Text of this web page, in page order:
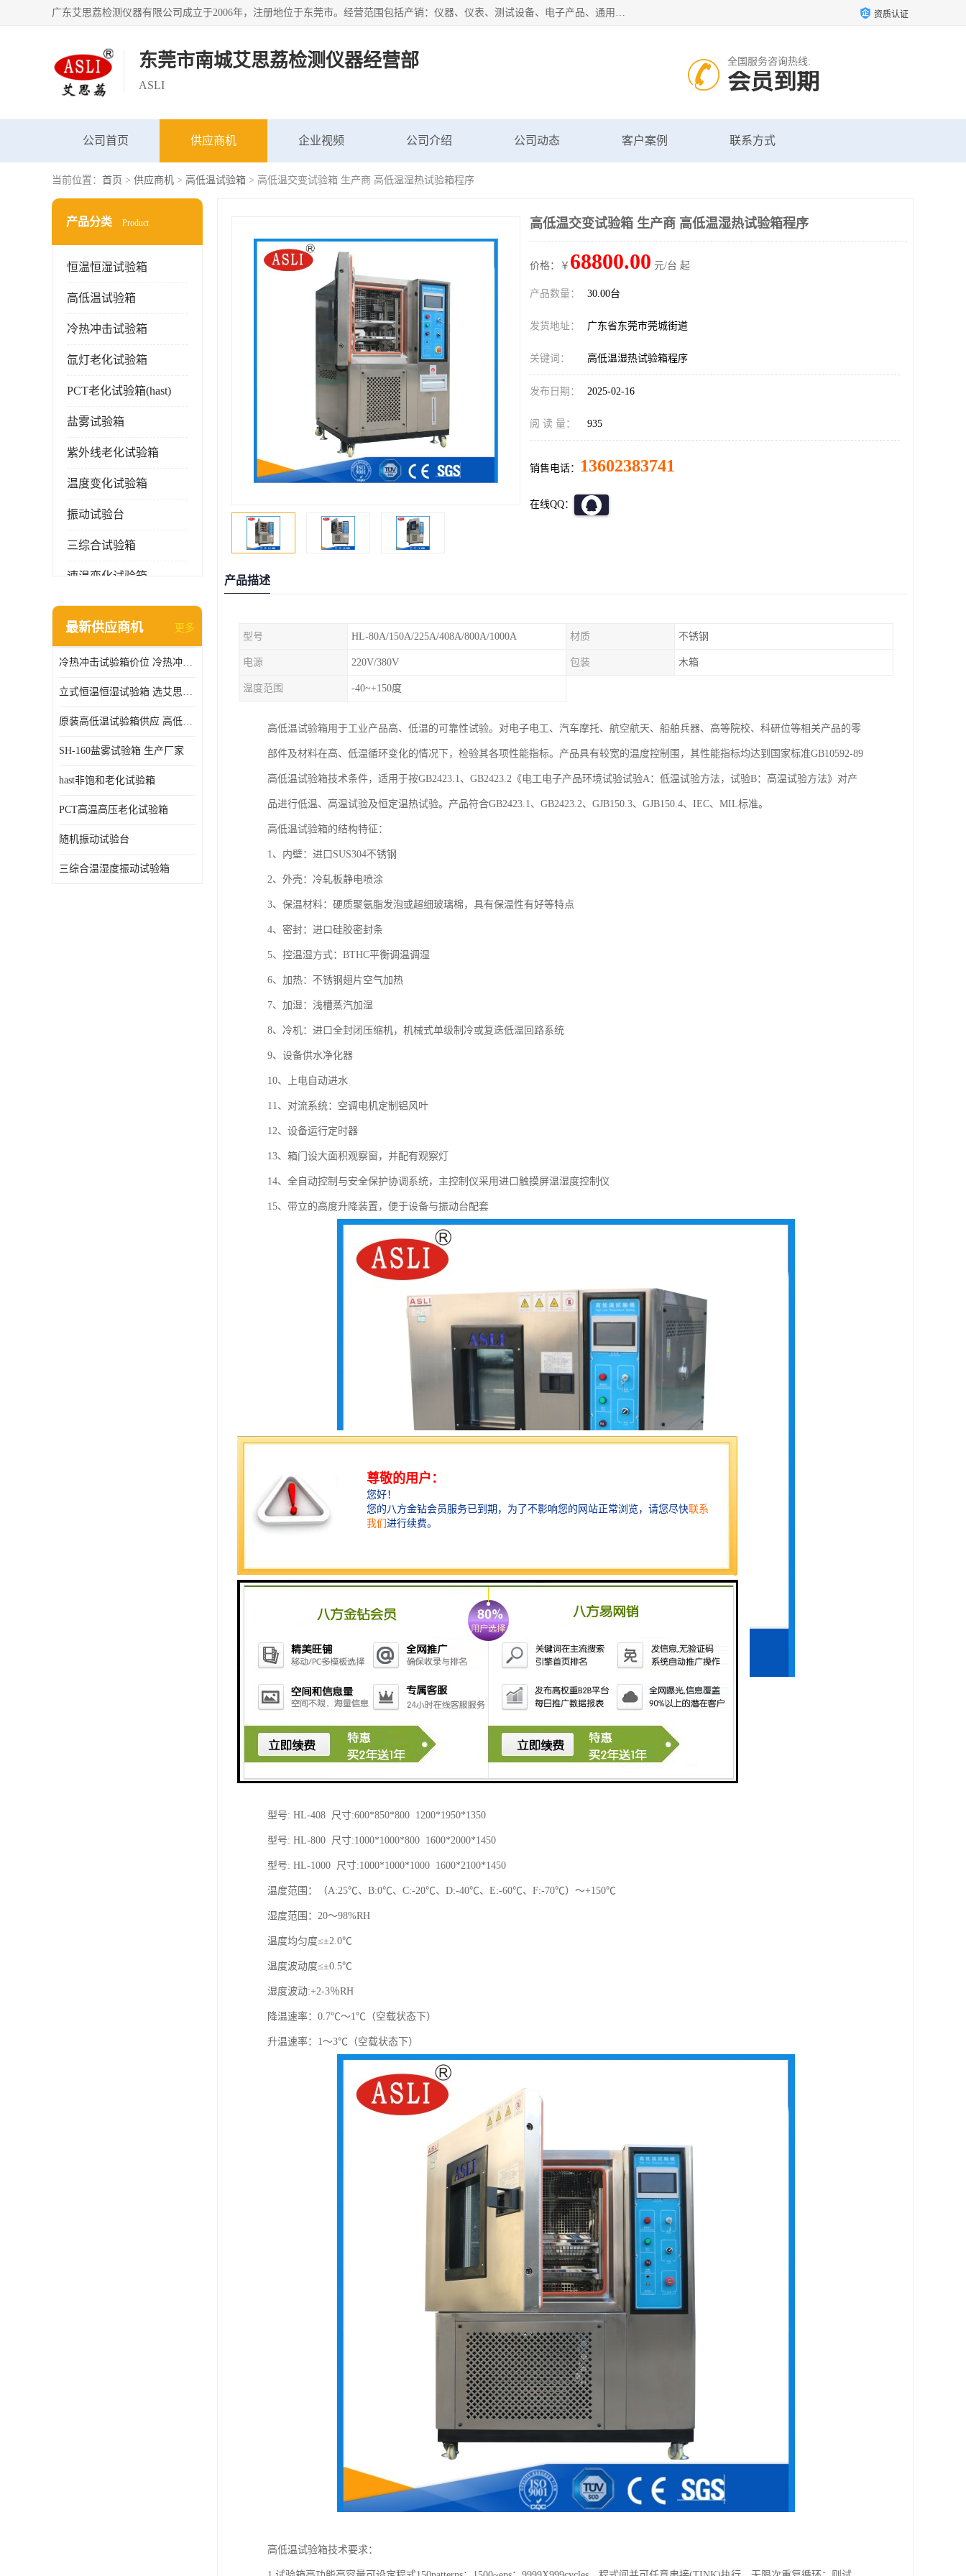
广东艾思荔检测仪器有限公司成立于2006年，注册地位于东莞市。经营范围包括产销：仪器、仪表、测试设备、电子产品、通用机械设；主要产品有： 恒温恒湿试验箱,冷热冲击试验箱,高低温试验箱,速温变化试验箱,高压加速老化试验箱,三综合试验箱,振动试验台等产品，欢迎选购。 资质认证
东莞市南城艾思荔检测仪器经营部
ASLI
全国服务咨询热线:
会员到期
公司首页 供应商机 企业视频 公司介绍 公司动态 客户案例 联系方式
当前位置： 首页 > 供应商机 > 高低温试验箱 > 高低温交变试验箱 生产商 高低温湿热试验箱程序
产品分类 Product
恒温恒湿试验箱
高低温试验箱
冷热冲击试验箱
氙灯老化试验箱
PCT老化试验箱(hast)
盐雾试验箱
紫外线老化试验箱
温度变化试验箱
振动试验台
三综合试验箱
速温变化试验箱
淋雨试验箱(沙尘)
高压加速老化试验箱
最新供应商机 更多
冷热冲击试验箱价位 冷热冲击试验设备 非标定制
立式恒温恒湿试验箱 选艾思荔厂家
原装高低温试验箱供应 高低温交变湿热试验箱
SH-160盐雾试验箱 生产厂家
hast非饱和老化试验箱
PCT高温高压老化试验箱
随机振动试验台
三综合温湿度振动试验箱
高低温交变试验箱 生产商 高低温湿热试验箱程序
价格：￥ 68800.00 元/台 起
产品数量： 30.00台
发货地址： 广东省东莞市莞城街道
关键词： 高低温湿热试验箱程序
发布日期： 2025-02-16
阅 读 量： 935
销售电话： 13602383741
在线QQ：
产品描述
型号 HL-80A/150A/225A/408A/800A/1000A 材质 不锈钢
电源 220V/380V 包装 木箱
温度范围 -40~+150度
高低温试验箱用于工业产品高、低温的可靠性试验。对电子电工、汽车摩托、航空航天、船舶兵器、高等院校、科研位等相关产品的零
部件及材料在高、低温循环变化的情况下，检验其各项性能指标。产品具有较宽的温度控制围，其性能指标均达到国家标准GB10592-89
高低温试验箱技术条件，适用于按GB2423.1、GB2423.2《电工电子产品环境试验试验A：低温试验方法，试验B：高温试验方法》对产
品进行低温、高温试验及恒定温热试验。产品符合GB2423.1、GB2423.2、GJB150.3、GJB150.4、IEC、MIL标准。
高低温试验箱的结构特征：
1、内壁：进口SUS304不锈钢
2、外壳：冷轧板静电喷涂
3、保温材料：硬质聚氨脂发泡或超细玻璃棉，具有保温性有好等特点
4、密封：进口硅胶密封条
5、控温湿方式：BTHC平衡调温调湿
6、加热：不锈钢翅片空气加热
7、加湿：浅槽蒸汽加湿
8、冷机：进口全封闭压缩机，机械式单级制冷或复迭低温回路系统
9、设备供水净化器
10、上电自动进水
11、对流系统：空调电机定制铝风叶
12、设备运行定时器
13、箱门设大面积观察窗，并配有观察灯
14、全自动控制与安全保护协调系统，主控制仪采用进口触摸屏温湿度控制仪
15、带立的高度升降装置，便于设备与振动台配套
型号: HL-80 尺寸:400*500*400 950*1650*950
型号: HL-150 尺寸:500*600*500 1050*1750*1050
型号: HL-408 尺寸:600*850*800 1200*1950*1350
型号: HL-800 尺寸:1000*1000*800 1600*2000*1450
型号: HL-1000 尺寸:1000*1000*1000 1600*2100*1450
温度范围：（A:25℃、B:0℃、C:-20℃、D:-40℃、E:-60℃、F:-70℃）～+150℃
湿度范围：20～98%RH
温度均匀度≤±2.0℃
温度波动度≤±0.5℃
湿度波动:+2-3％RH
降温速率：0.7℃～1℃（空载状态下）
升温速率：1～3℃（空载状态下）
高低温试验箱技术要求：